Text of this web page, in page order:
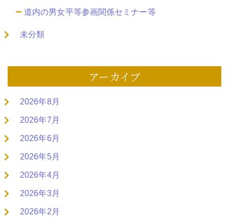
道内の男女平等参画関係セミナー等
未分類
アーカイブ
2026年8月
2026年7月
2026年6月
2026年5月
2026年4月
2026年3月
2026年2月